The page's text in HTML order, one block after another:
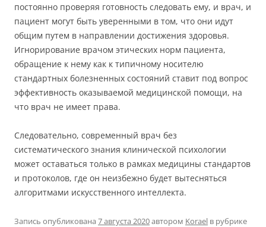
постоянно проверяя готовность следовать ему, и врач, и
пациент могут быть уверенными в том, что они идут
общим путем в направлении достижения здоровья.
Игнорирование врачом этических норм пациента,
обращение к нему как к типичному носителю
стандартных болезненных состояний ставит под вопрос
эффективность оказываемой медицинской помощи, на
что врач не имеет права.
Следовательно, современный врач без
систематического знания клинической психологии
может оставаться только в рамках медицины стандартов
и протоколов, где он неизбежно будет вытесняться
алгоритмами искусственного интеллекта.
Запись опубликована 7 августа 2020автором Korael в рубрике